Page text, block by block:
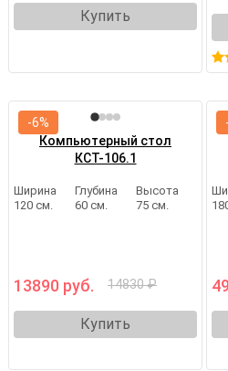
Купить
Компьютерный стол
КСТ-106.1
Ширина
120 см.
Глубина
60 см.
Высота
75 см.
13890 руб. 14830 ₽
Купить
-6%